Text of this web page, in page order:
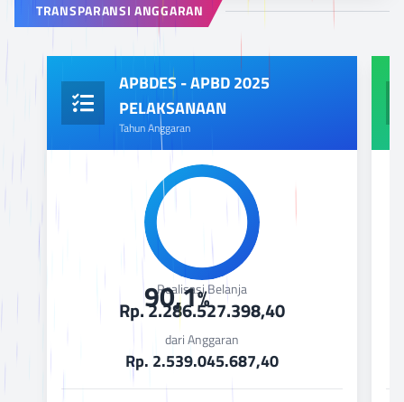
TRANSPARANSI ANGGARAN
APBDES - APBD 2025
PELAKSANAAN
Tahun Anggaran
90,1%
Realisasi Belanja
Rp. 2.286.527.398,40
dari Anggaran
Rp. 2.539.045.687,40